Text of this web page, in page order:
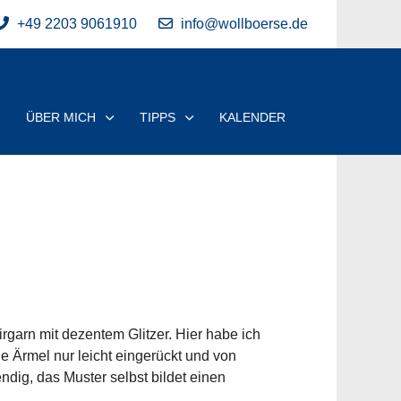
+49 2203 9061910 info@wollboerse.de
ÜBER MICH TIPPS KALENDER
mit dezentem Glitzer. Hier habe ich
Ärmel nur leicht eingerückt und von
das Muster selbst bildet einen